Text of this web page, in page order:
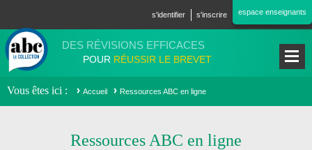
s'identifier s'inscrire espace enseignants
DES RÉVISIONS EFFICACES
POUR RÉUSSIR LE BREVET
Vous êtes ici Accueil Ressources ABC en ligne
Ressources ABC en ligne